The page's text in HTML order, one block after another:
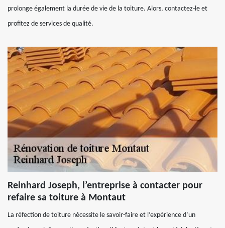
prolonge également la durée de vie de la toiture. Alors, contactez-le et
profitez de services de qualité.
Reinhard Joseph, l’entreprise à contacter pour
refaire sa toiture à Montaut
La réfection de toiture nécessite le savoir-faire et l’expérience d’un